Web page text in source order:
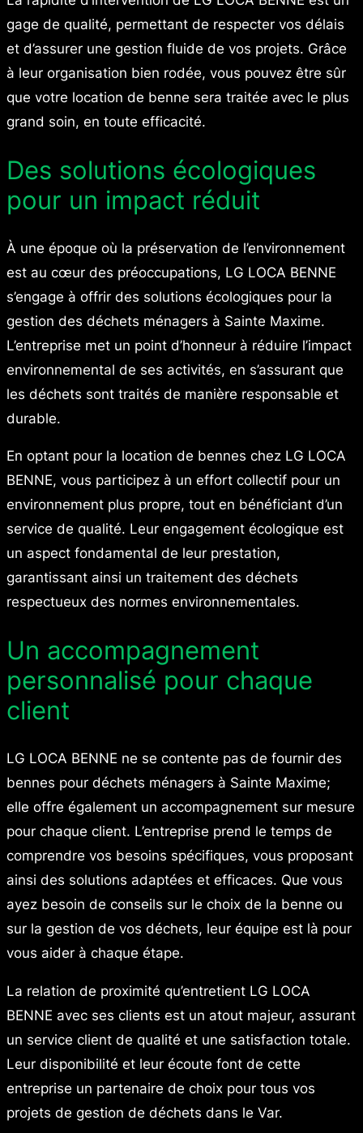
gage de qualité, permettant de respecter vos délais
et d’assurer une gestion fluide de vos projets. Grâce
à leur organisation bien rodée, vous pouvez être sûr
que votre location de benne sera traitée avec le plus
grand soin, en toute efficacité.
Des solutions écologiques
pour un impact réduit
À une époque où la préservation de l’environnement
est au cœur des préoccupations, LG LOCA BENNE
s’engage à offrir des solutions écologiques pour la
gestion des déchets ménagers à Sainte Maxime.
L’entreprise met un point d’honneur à réduire l’impact
environnemental de ses activités, en s’assurant que
les déchets sont traités de manière responsable et
durable.
En optant pour la location de bennes chez LG LOCA
BENNE, vous participez à un effort collectif pour un
environnement plus propre, tout en bénéficiant d’un
service de qualité. Leur engagement écologique est
un aspect fondamental de leur prestation,
garantissant ainsi un traitement des déchets
respectueux des normes environnementales.
Un accompagnement
personnalisé pour chaque
client
LG LOCA BENNE ne se contente pas de fournir des
bennes pour déchets ménagers à Sainte Maxime;
elle offre également un accompagnement sur mesure
pour chaque client. L’entreprise prend le temps de
comprendre vos besoins spécifiques, vous proposant
ainsi des solutions adaptées et efficaces. Que vous
ayez besoin de conseils sur le choix de la benne ou
sur la gestion de vos déchets, leur équipe est là pour
vous aider à chaque étape.
La relation de proximité qu’entretient LG LOCA
BENNE avec ses clients est un atout majeur, assurant
un service client de qualité et une satisfaction totale.
Leur disponibilité et leur écoute font de cette
entreprise un partenaire de choix pour tous vos
projets de gestion de déchets dans le Var.